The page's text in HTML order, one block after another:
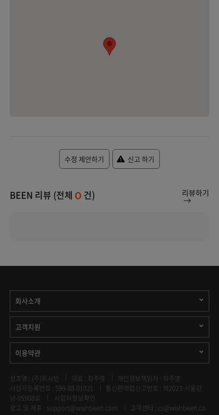
수정 제안하기 신고 하기
BEEN 리뷰 (전체 0 건) 리뷰하기
회사소개
고객지원
이용약관
상호명 : (주)위시빈 대표 : 최주영
개인정보책임자 : 최주영
사업자등록번호 : 599-88-01021
통신판매업신고번호 : 제2023-서울강
남-05908호
사업자정보확인
광고 및 제휴 : support@wishbeen.com
고객센터 : cs@wishbeen.co